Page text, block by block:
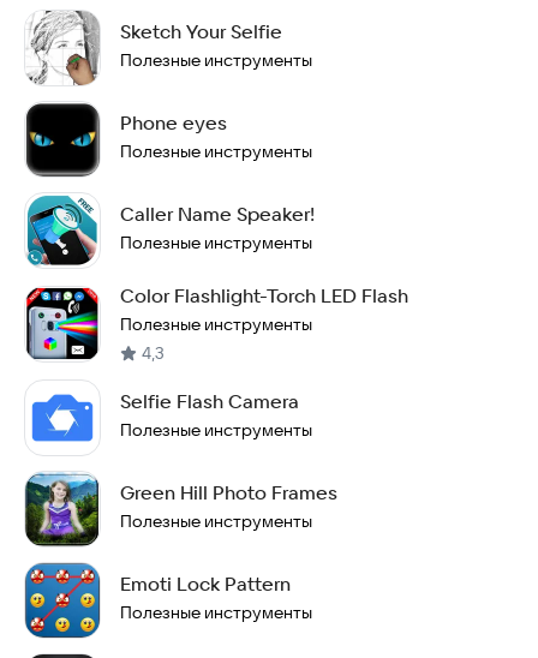
Sketch Your Selfie
Полезные инструменты
Phone eyes
Полезные инструменты
Caller Name Speaker!
Полезные инструменты
Color Flashlight-Torch LED Flash
Полезные инструменты
4,3
Selfie Flash Camera
Полезные инструменты
Green Hill Photo Frames
Полезные инструменты
Emoti Lock Pattern
Полезные инструменты